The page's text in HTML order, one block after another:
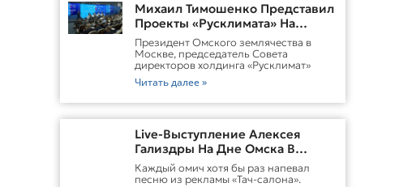
Михаил Тимошенко Представил
Проекты «Русклимата» На
Форуме России И Казахстана
Президент Омского землячества в
Москве, председатель Совета
директоров холдинга «Русклимат»
Читать далее »
Live-Выступление Алексея
Гализдры На Дне Омска В
Москве
Каждый омич хотя бы раз напевал
песню из рекламы «Тач-салона».